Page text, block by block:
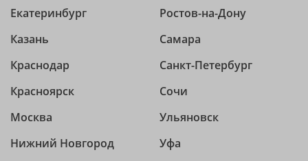
Екатеринбург
Казань
Краснодар
Красноярск
Москва
Нижний Новгород
Ростов-на-Дону
Самара
Санкт-Петербург
Сочи
Ульяновск
Уфа